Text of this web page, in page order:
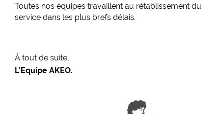
Toutes nos équipes travaillent au rétablissement du
service dans les plus brefs délais.
À tout de suite,
L’Equipe AKEO.